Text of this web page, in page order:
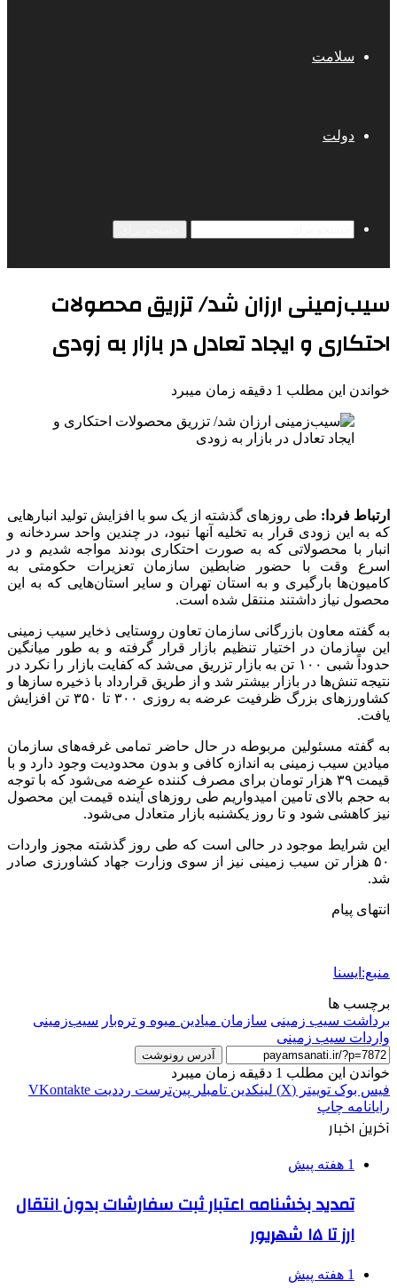
سلامت
دولت
سیب‌زمینی ارزان شد/ تزریق محصولات
احتکاری و ایجاد تعادل در بازار به زودی
خواندن این مطلب 1 دقیقه زمان میبرد
ارتباط فردا: طی روزهای گذشته از یک سو با افزایش تولید انبارهایی
که به این زودی قرار به تخلیه آنها نبود، در چندین واحد سردخانه و
انبار با محصولاتی که به صورت احتکاری بودند مواجه شدیم و در
اسرع وقت با حضور ضابطین سازمان تعزیرات حکومتی به
کامیون‌ها بارگیری و به استان تهران و سایر استان‌هایی که به این
محصول نیاز داشتند منتقل شده است.
به گفته معاون بازرگانی سازمان تعاون روستایی ذخایر سیب زمینی
این سازمان در اختیار تنظیم بازار قرار گرفته و به طور میانگین
حدوداً شبی ۱۰۰ تن به بازار تزریق می‌شد که کفایت بازار را نکرد در
نتیجه تنش‌ها در بازار بیشتر شد و از طریق قرارداد با ذخیره سازها و
کشاورزهای بزرگ ظرفیت عرضه به روزی ۳۰۰ تا ۳۵۰ تن افزایش
یافت.
به گفته مسئولین مربوطه در حال حاضر تمامی غرفه‌های سازمان
میادین سیب زمینی به اندازه کافی و بدون محدودیت وجود دارد و با
قیمت ۳۹ هزار تومان برای مصرف کننده عرضه می‌شود که با توجه
به حجم بالای تامین امیدواریم طی روزهای آینده قیمت این محصول
نیز کاهشی شود و تا روز یکشنبه بازار متعادل می‌شود.
این شرایط موجود در حالی است که طی روز گذشته مجوز واردات
۵۰ هزار تن سیب زمینی نیز از سوی وزارت جهاد کشاورزی صادر
شد.
انتهای پیام
منبع:ایسنا
برچسب ها
برداشت سیب زمینی سازمان ميادين ميوه و تره‌بار سیب‌زمینی
واردات سیب زمینی
آدرس رونوشت
خواندن این مطلب 1 دقیقه زمان میبرد
فیس بوک توییتر (X) لینکدین ‫تامبلر ‫پین‌ترست ‫رددیت ‫VKontakte
رایانامه چاپ
آخرین اخبار
1 هفته پیش
تمدید بخشنامه اعتبار ثبت سفارشات بدون انتقال
ارز تا ۱۵ شهریور
1 هفته پیش